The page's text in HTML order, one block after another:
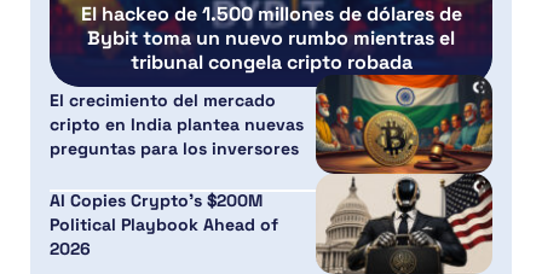
El hackeo de 1.500 millones de dólares de
Bybit toma un nuevo rumbo mientras el
tribunal congela cripto robada
El crecimiento del mercado
cripto en India plantea nuevas
preguntas para los inversores
AI Copies Crypto’s $200M
Political Playbook Ahead of
2026